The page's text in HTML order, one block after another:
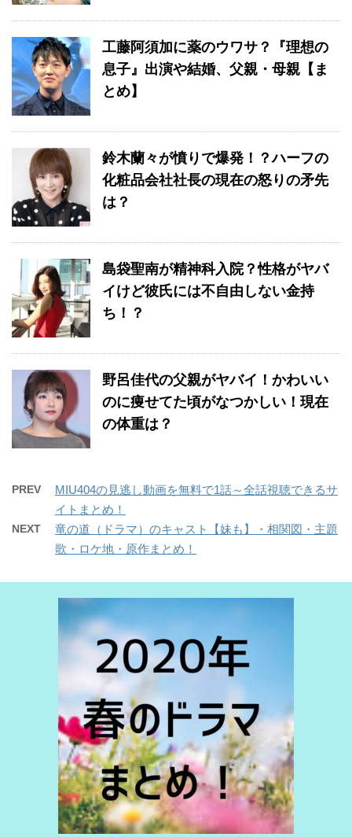
工藤阿須加に薬のウワサ？『理想の
息子』出演や結婚、父親・母親【ま
とめ】
鈴木蘭々が憤りで爆発！？ハーフの
化粧品会社社長の現在の怒りの矛先
は？
島袋聖南が精神科入院？性格がヤバ
イけど彼氏には不自由しない金持
ち！？
野呂佳代の父親がヤバイ！かわいい
のに痩せてた頃がなつかしい！現在
の体重は？
PREV
MIU404の見逃し動画を無料で1話～全話視聴できるサ
イトまとめ！
NEXT
竜の道（ドラマ）のキャスト【妹も】・相関図・主題
歌・ロケ地・原作まとめ！